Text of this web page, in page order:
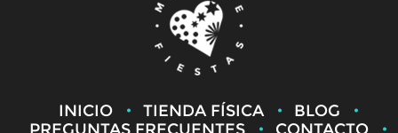
INICIO TIENDA FÍSICA
BLOG